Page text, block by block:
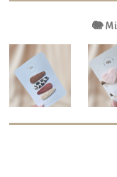
🐘